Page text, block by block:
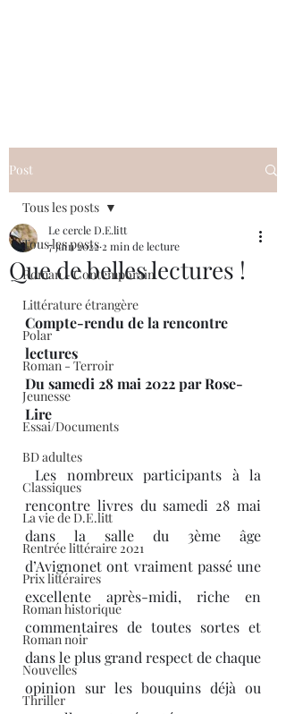
Post
Tous les posts
Roman - Contemporain
Littérature étrangère
Polar
Roman - Terroir
Jeunesse
Essai/Documents
BD adultes
Classiques
La vie de D.E.litt
Rentrée littéraire 2021
Prix littéraires
Roman historique
Roman noir
Nouvelles
Thriller
Tous les posts
Que de belles lectures !
Le cercle D.E.litt
7 juin 2022 2 min de lecture
Compte-rendu de la rencontre
lectures
Du samedi 28 mai 2022 par Rose-
Lire
rencontre livres du samedi 28 mai
dans la salle du 3ème âge
d’Avignonet ont vraiment passé une
excellente après-midi, riche en
commentaires de toutes sortes et
dans le plus grand respect de chaque
opinion sur les bouquins déjà ou